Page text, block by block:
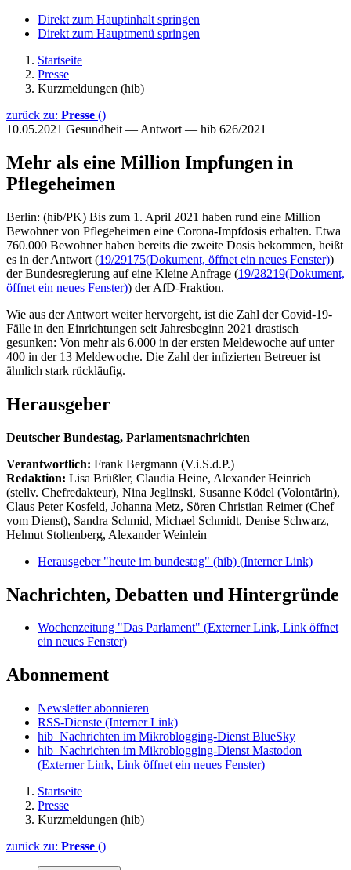
Direkt zum Hauptinhalt springen
Direkt zum Hauptmenü springen
Startseite
Presse
Kurzmeldungen (hib)
zurück zu: Presse ()
10.05.2021 Gesundheit — Antwort — hib 626/2021
Mehr als eine Million Impfungen in
Pflegeheimen
Berlin: (hib/PK) Bis zum 1. April 2021 haben rund eine Million
Bewohner von Pflegeheimen eine Corona-Impfdosis erhalten. Etwa
760.000 Bewohner haben bereits die zweite Dosis bekommen, heißt
es in der Antwort (19/29175(Dokument, öffnet ein neues Fenster))
der Bundesregierung auf eine Kleine Anfrage (19/28219(Dokument,
öffnet ein neues Fenster)) der AfD-Fraktion.
Wie aus der Antwort weiter hervorgeht, ist die Zahl der Covid-19-
Fälle in den Einrichtungen seit Jahresbeginn 2021 drastisch
gesunken: Von mehr als 6.000 in der ersten Meldewoche auf unter
400 in der 13 Meldewoche. Die Zahl der infizierten Betreuer ist
ähnlich stark rückläufig.
Herausgeber
Deutscher Bundestag, Parlamentsnachrichten
Verantwortlich: Frank Bergmann (V.i.S.d.P.)
Redaktion: Lisa Brüßler, Claudia Heine, Alexander Heinrich
(stellv. Chefredakteur), Nina Jeglinski, Susanne Ködel (Volontärin),
Claus Peter Kosfeld, Johanna Metz, Sören Christian Reimer (Chef
vom Dienst), Sandra Schmid, Michael Schmidt, Denise Schwarz,
Helmut Stoltenberg, Alexander Weinlein
Herausgeber "heute im bundestag" (hib) (Interner Link)
Nachrichten, Debatten und Hintergründe
Wochenzeitung "Das Parlament" (Externer Link, Link öffnet
ein neues Fenster)
Abonnement
Newsletter abonnieren
RSS-Dienste (Interner Link)
hib_Nachrichten im Mikroblogging-Dienst BlueSky
hib_Nachrichten im Mikroblogging-Dienst Mastodon
(Externer Link, Link öffnet ein neues Fenster)
Startseite
Presse
Kurzmeldungen (hib)
zurück zu: Presse ()